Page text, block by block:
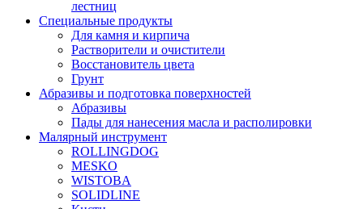
лестниц
Специальные продукты
Для камня и кирпича
Растворители и очистители
Восстановитель цвета
Грунт
Абразивы и подготовка поверхностей
Абразивы
Пады для нанесения масла и располировки
Малярный инструмент
ROLLINGDOG
MESKO
WISTOBA
SOLIDLINE